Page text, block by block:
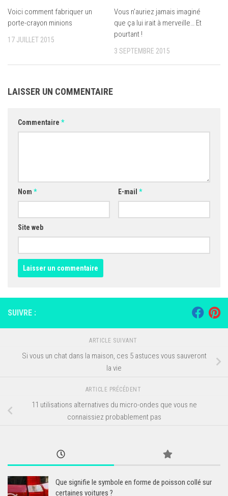
Voici comment fabriquer un
porte-crayon minions
17 JUILLET 2015
Vous n’auriez jamais imaginé
que ça lui irait à merveille… Et
pourtant !
3 SEPTEMBRE 2015
LAISSER UN COMMENTAIRE
Commentaire *
Nom * E-mail *
Site web
SUIVRE :
ARTICLE SUIVANT
Si vous un chat dans la maison, ces 5 astuces vous sauveront
la vie
ARTICLE PRÉCÉDENT
11 utilisations alternatives du micro-ondes que vous ne
connaissiez probablement pas
Que signifie le symbole en forme de poisson collé sur
certaines voitures ?